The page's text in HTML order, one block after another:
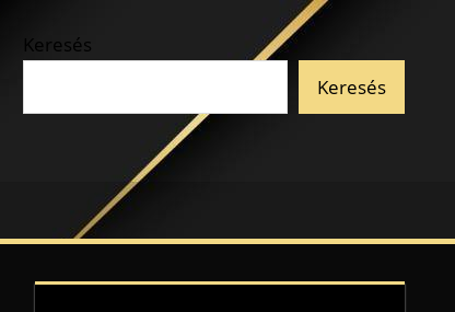
Keresés
Keresés